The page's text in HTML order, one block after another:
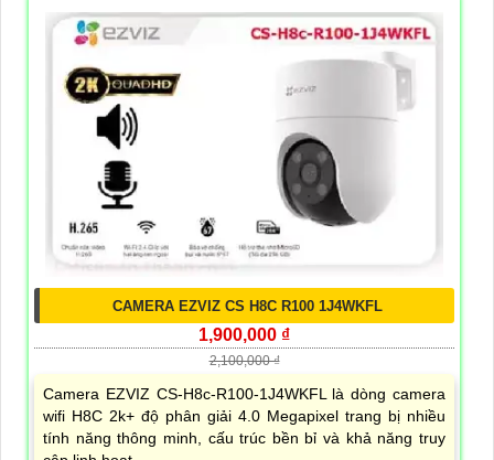
CAMERA EZVIZ CS H8C R100 1J4WKFL
1,900,000 ₫
2,100,000 ₫
Camera EZVIZ CS-H8c-R100-1J4WKFL là dòng camera
wifi H8C 2k+ độ phân giải 4.0 Megapixel trang bị nhiều
tính năng thông minh, cấu trúc bền bỉ và khả năng truy